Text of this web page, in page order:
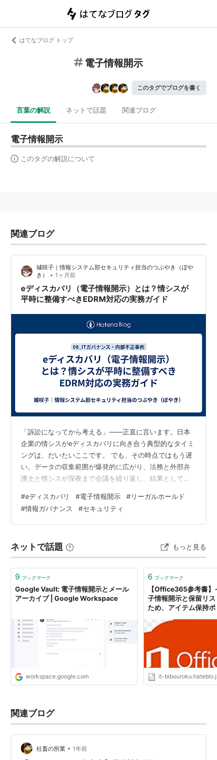
はてなブログ トップ
電子情報開示
このタグでブログを書く
言葉の解説 ネットで話題 関連ブログ
電子情報開示
このタグの解説について
関連ブログ
城咲子｜情報システム部セキュリティ担当のつぶやき（ぼや
き）
• 1ヶ月前
eディスカバリ（電子情報開示）とは？情シスが
平時に整備すべきEDRM対応の実務ガイド
「訴訟になってから考える」——正直に言います。日本
企業の情シスがeディスカバリに向き合う典型的なタイミ
ングは、だいたいここです。 でも、その時点ではもう遅
い。データの収集範囲が爆発的に広がり、法務と外部弁
護士と情シスが深夜まで会議を繰り返し、結果として数
の現場で何度も目撃した光景です。 この記事では、「e
ディスカバリとは何か」から、日本企業の情シスが平時
にやるべき準備まで、CISSP保有のセキュリティ担当と
開示）とは何か EDRM（電子情報開示参照モデル）の全
体像 日本企業がeディスカバリで直…
#eディスカバリ #電子情報開示 #リーガルホールド
#情報ガバナンス #セキュリティ
ネットで話題 もっと見る
9 ブックマーク
Google Vault: 電子情報開示とメール
アーカイブ | Google Workspace
workspace.google.com
6 ブックマーク
【Office365参考書
子情報開示と保留リ
ため、アイテム保持
it-
関連ブログ
社畜の所業 • 1年前